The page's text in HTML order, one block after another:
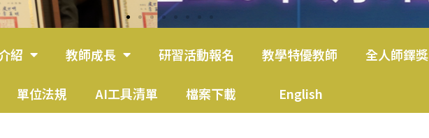
紹 教師成長 研習活動報名 教學特優教師 全人師鐸獎
單位法規 AI工具清單 檔案下載 English